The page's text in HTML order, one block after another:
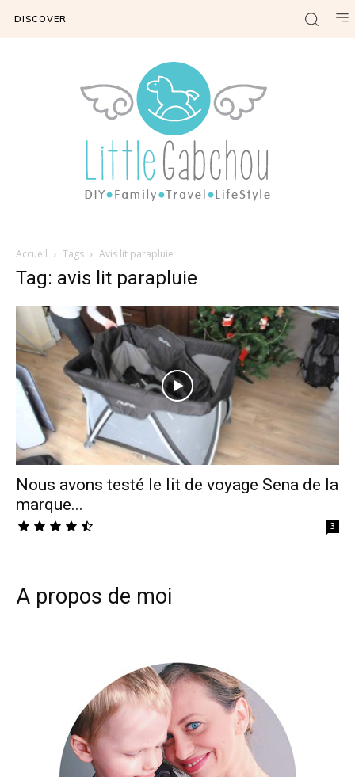
DISCOVER
Accueil Tags Avis lit parapluie
Tag: avis lit parapluie
Nous avons testé le lit de voyage Sena de la
marque...
3
A propos de moi